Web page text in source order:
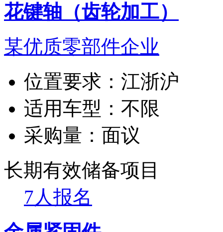
花键轴（齿轮加工）
某优质零部件企业
位置要求： 江浙沪
适用车型： 不限
采购量： 面议
长期有效储备项目
7人报名